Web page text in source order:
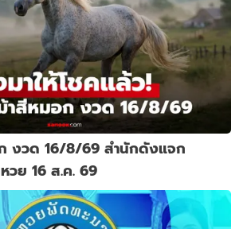
งวด 16/8/69 สำนักดังแจก
วย 16 ส.ค. 69